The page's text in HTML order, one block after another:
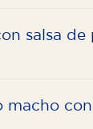
salsa de
macho